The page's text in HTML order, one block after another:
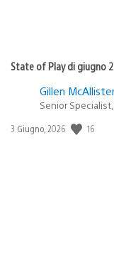
State of Play di giugno
Gillen
Senior
Data
3 Giugno, 2026 16